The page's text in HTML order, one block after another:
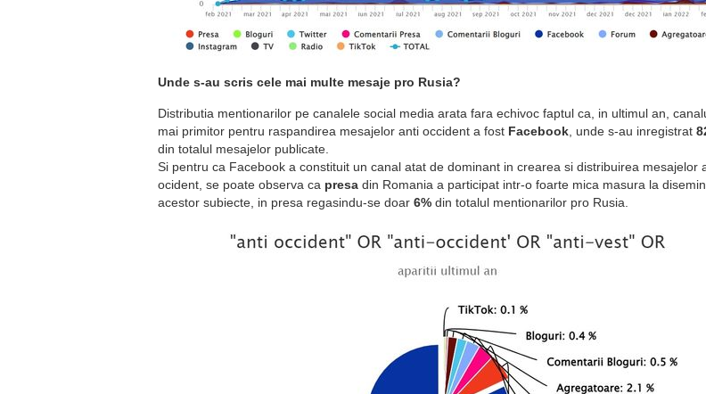
Unde s-au scris cele mai multe mesaje pro Rusia?
Distributia mentionarilor pe canalele social media arata fara echivoc faptul ca, in ultimul an,
mai primitor pentru raspandirea mesajelor anti occident a fost Facebook , unde s-au inregistrat
din totalul mesajelor publicate.
Si pentru ca Facebook a constituit un canal atat de dominant in crearea si distribuirea mesajelor
ocident, se poate observa ca presa din Romania a participat intr-o foarte mica masura la
acestor subiecte, in presa regasindu-se doar 6% din totalul mentionarilor pro Rusia.